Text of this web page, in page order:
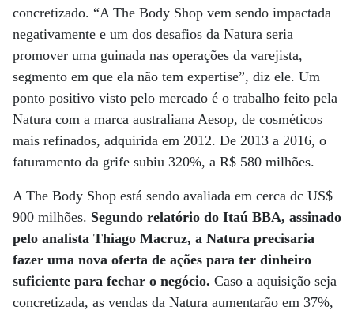
concretizado. “A The Body Shop vem sendo impactada
negativamente e um dos desafios da Natura seria
promover uma guinada nas operações da varejista,
segmento em que ela não tem expertise”, diz ele. Um
ponto positivo visto pelo mercado é o trabalho feito pela
Natura com a marca australiana Aesop, de cosméticos
mais refinados, adquirida em 2012. De 2013 a 2016, o
faturamento da grife subiu 320%, a R$ 580 milhões.
A The Body Shop está sendo avaliada em cerca dc US$
900 milhões. Segundo relatório do Itaú BBA, assinado
pelo analista Thiago Macruz, a Natura precisaria
fazer uma nova oferta de ações para ter dinheiro
suficiente para fechar o negócio. Caso a aquisição seja
concretizada, as vendas da Natura aumentarão em 37%,